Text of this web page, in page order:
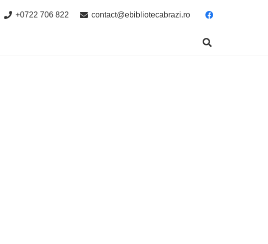
+0722 706 822 contact@ebibliotecabrazi.ro